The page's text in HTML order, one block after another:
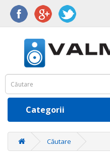
Categorii
Căutare